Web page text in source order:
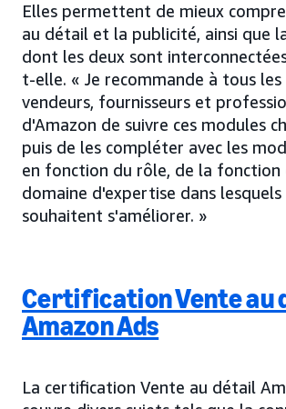
Elles permettent de mieux
au détail et la publicité, ainsi que
dont les deux sont
t-elle. « Je recommande à tous les
vendeurs, fournisseurs et
d'Amazon de suivre ces modules
puis de les compléter avec les
en fonction du rôle, de la fonction
domaine d'expertise dans lesquels
souhaitent s'améliorer. »
Certification Vente au
Amazon Ads
La certification Vente au détail